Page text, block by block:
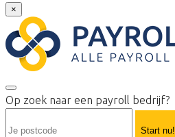
×
Op zoek naar een payroll bedrijf?
Start nu!